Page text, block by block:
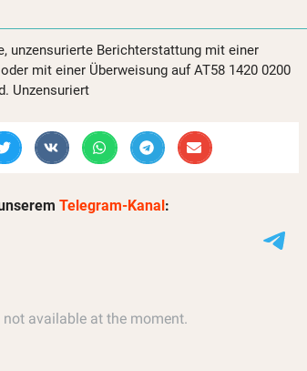
unzensurierte Berichterstattung mit einer
oder mit einer Überweisung auf AT58 1420 0200
Unzensuriert
Telegram-Kanal :